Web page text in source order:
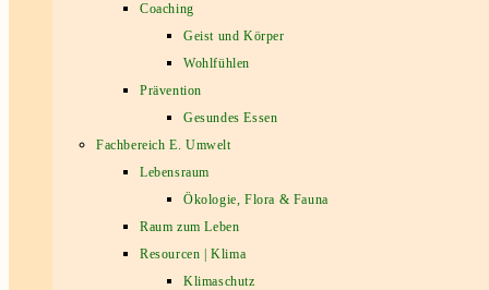
Coaching
Geist und Körper
Wohlfühlen
Prävention
Gesundes Essen
Fachbereich E. Umwelt
Lebensraum
Ökologie, Flora & Fauna
Raum zum Leben
Resourcen | Klima
Klimaschutz